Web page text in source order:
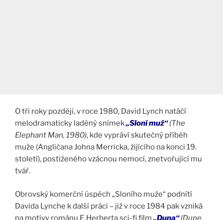
O tři roky později, v roce 1980, David Lynch natáčí
melodramaticky laděný snímek„Sloní muž“(The
Elephant Man, 1980), kde vypráví skutečný příběh
muže (Angličana Johna Merricka, žijícího na konci 19.
století), postiženého vzácnou nemocí, znetvořující mu
tvář.
Obrovský komerční úspěch „Sloního muže“ podnítí
Davida Lynche k další práci – již v roce 1984 pak vzniká
na motivy románu F. Herberta sci-fi film„Duna“(Dune,